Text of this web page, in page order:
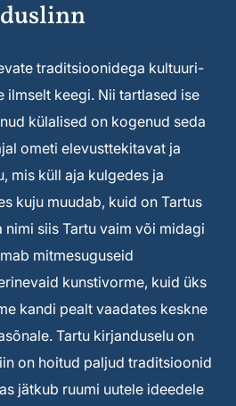
traditsioonidega kultuuri-
ilmselt keegi. Nii tartlased ise
külalised on kogenud seda
ometi elevusttekitavat ja
mis küll aja kulgedes ja
kuju muudab, kuid on Tartus
nimi siis Tartu vaim või midagi
mitmesuguseid
kunstivorme, kuid üks
kandi pealt vaadates keskne
Tartu kirjanduselu on
on hoitud paljud traditsioonid
jätkub ruumi uutele ideedele